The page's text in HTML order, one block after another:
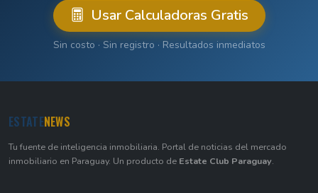
Usar Calculadoras Gratis
Sin costo · Sin registro · Resultados inmediatos
ESTATENEWS
Tu fuente de inteligencia inmobiliaria. Portal de noticias del mercado
inmobiliario en Paraguay. Un producto de Estate Club Paraguay.